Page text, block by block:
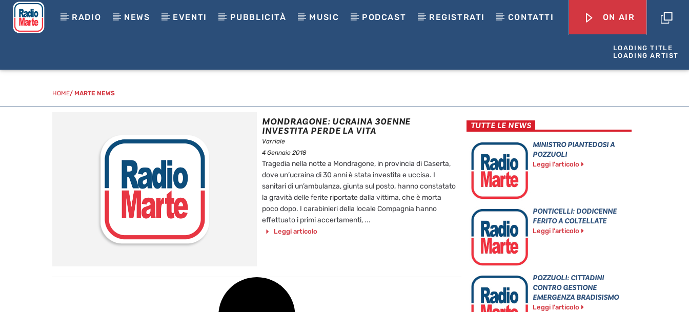
RADIO NEWS EVENTI PUBBLICITÀ MUSIC PODCAST REGISTRATI CONTATTI ON AIR
LOADING TITLE
LOADING ARTIST
HOME/ MARTE NEWS
MONDRAGONE: UCRAINA 30ENNE
INVESTITA PERDE LA VITA
Varriale
4 Gennaio 2018
Tragedia nella notte a Mondragone, in provincia di Caserta,
dove un’ucraina di 30 anni è stata investita e uccisa. I
sanitari di un’ambulanza, giunta sul posto, hanno constatato
la gravità delle ferite riportate dalla vittima, che è morta
poco dopo. I carabinieri della locale Compagnia hanno
effettuato i primi accertamenti, ...
Leggi articolo
TUTTE LE NEWS
MINISTRO PIANTEDOSI A
POZZUOLI
Leggi l'articolo
PONTICELLI: DODICENNE
FERITO A COLTELLATE
Leggi l'articolo
POZZUOLI: CITTADINI
CONTRO GESTIONE
EMERGENZA BRADISISMO
Leggi l'articolo